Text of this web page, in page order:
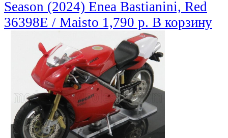
Season (2024) Enea Bastianini, Red
36398E / Maisto 1,790 р. В корзину